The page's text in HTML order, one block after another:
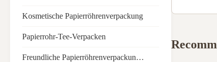
Kosmetische Papierröhrenverpackung
Papierrohr-Tee-Verpacken
Freundliche Papierröhrenverpackung Eco